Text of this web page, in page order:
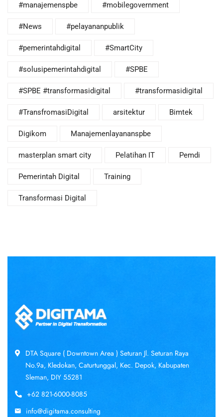
#manajemenspbe #mobilegovernment
#News #pelayananpublik
#pemerintahdigital #SmartCity
#solusipemerintahdigital #SPBE
#SPBE #transformasidigital #transformasidigital
#TransfromasiDigital arsitektur Bimtek
Digikom Manajemenlayananspbe
masterplan smart city Pelatihan IT Pemdi
Pemerintah Digital Training
Transformasi Digital
DTA Square ( Downtown Area ) Seturan Jl. Seturan Raya
No.9a, Kledokan, Caturtunggal, Kec. Depok, Kabupaten
Sleman, DIY 55281
+62 821-6000-8085
info@digitama.consulting